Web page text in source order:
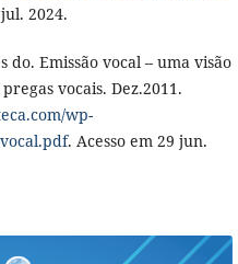
2024.
Emissão vocal – uma visão
vocais. Dez.2011.
wp-
. Acesso em 29 jun.